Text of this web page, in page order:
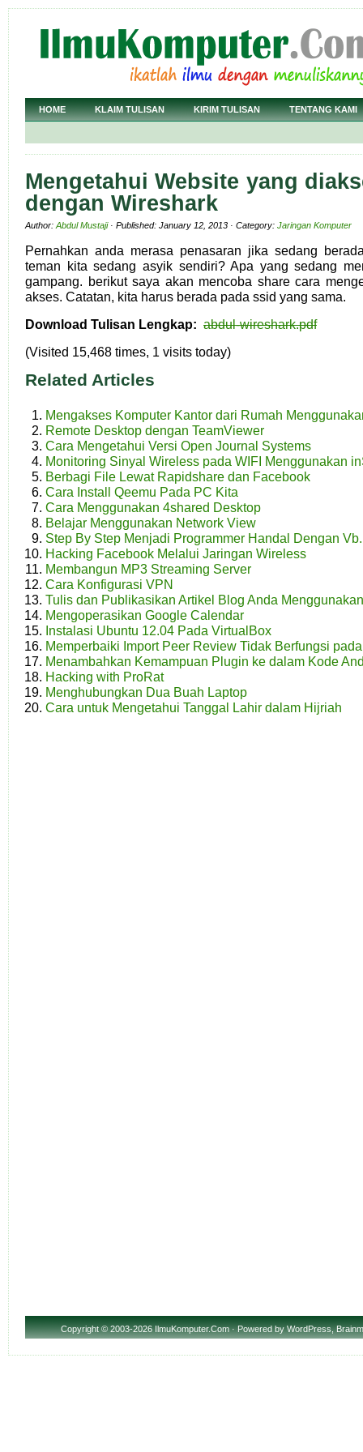
HOME KLAIM TULISAN KIRIM TULISAN TENTANG KAMI
Mengetahui Website yang
dengan Wireshark
Author: Abdul Mustaji· Published: January 12, 2013 · Category: Jaringan Komputer
Pernahkan anda merasa penasaran jika sedang
teman kita sedang asyik sendiri? Apa yang sedang
gampang. berikut saya akan mencoba share cara
akses. Catatan, kita harus berada pada ssid yang sama.
Download Tulisan Lengkap: abdul-wireshark.pdf
(Visited 15,468 times, 1 visits today)
Related Articles
Mengakses Komputer Kantor dari Rumah
Remote Desktop dengan TeamViewer
Cara Mengetahui Versi Open Journal Systems
Monitoring Sinyal Wireless pada WIFI Menggunakan
Berbagi File Lewat Rapidshare dan Facebook
Cara Install Qeemu Pada PC Kita
Cara Menggunakan 4shared Desktop
Belajar Menggunakan Network View
Step By Step Menjadi Programmer Handal Dengan
Hacking Facebook Melalui Jaringan Wireless
Membangun MP3 Streaming Server
Cara Konfigurasi VPN
Tulis dan Publikasikan Artikel Blog Anda
Mengoperasikan Google Calendar
Instalasi Ubuntu 12.04 Pada VirtualBox
Memperbaiki Import Peer Review Tidak Berfungsi
Menambahkan Kemampuan Plugin ke dalam Kode
Hacking with ProRat
Menghubungkan Dua Buah Laptop
Cara untuk Mengetahui Tanggal Lahir dalam Hijriah
Copyright© 2003-2026 IlmuKomputer.Com · Powered byWordPress,